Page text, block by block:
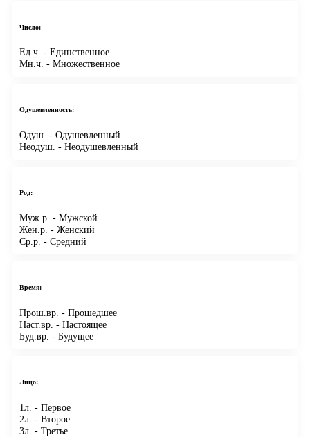
Число:
Ед.ч. - Единственное
Мн.ч. - Множественное
Одушевленность:
Одуш. - Одушевленный
Неодуш. - Неодушевленный
Род:
Муж.р. - Мужской
Жен.р. - Женский
Ср.р. - Средний
Время:
Прош.вр. - Прошедшее
Наст.вр. - Настоящее
Буд.вр. - Будущее
Лицо:
1л. - Первое
2л. - Второе
3л. - Третье